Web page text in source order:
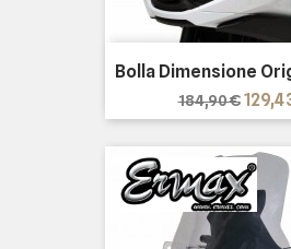
Bolla Dimensione
Prezzo
base
184,90 €